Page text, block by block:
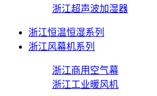
浙江超声波加湿器
浙江恒温恒湿系列
浙江风幕机系列
浙江商用空气幕
浙江工业暖风机